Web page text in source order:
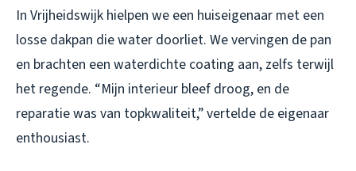
In Vrijheidswijk hielpen we een huiseigenaar met een
losse dakpan die water doorliet. We vervingen de pan
en brachten een waterdichte coating aan, zelfs terwijl
het regende. “Mijn interieur bleef droog, en de
reparatie was van topkwaliteit,” vertelde de eigenaar
enthousiast.